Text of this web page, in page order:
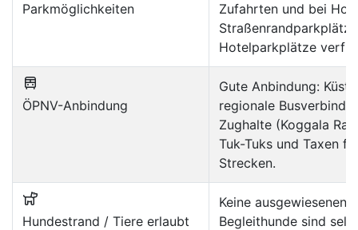
Parkmöglichkeiten
Zufahrten und bei
Hotelparkplätze
ÖPNV-Anbindung
Gute Anbindung:
regionale
Zughalte (Koggala
Tuk-Tuks und Taxen
Strecken.
Hundestrand / Tiere erlaubt
Keine ausgewiesenen
Begleithunde sind